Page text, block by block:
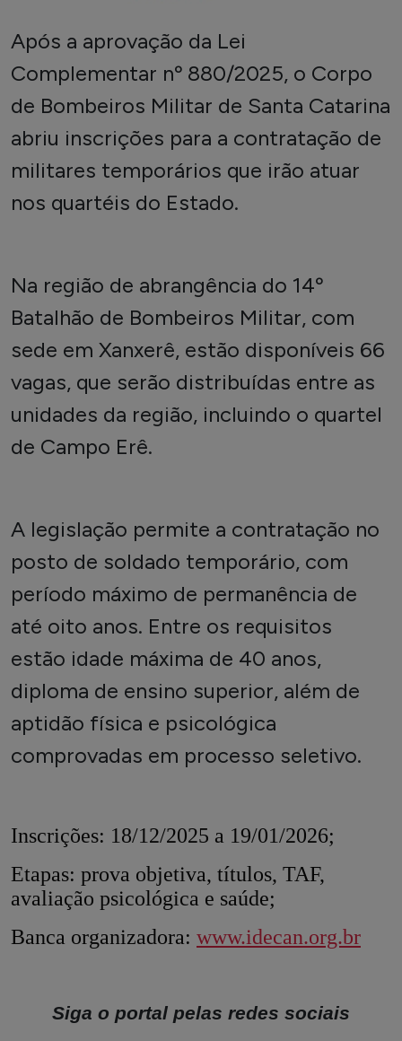
Após a aprovação da Lei
Complementar nº 880/2025, o Corpo
de Bombeiros Militar de Santa Catarina
abriu inscrições para a contratação de
militares temporários que irão atuar
nos quartéis do Estado.
Na região de abrangência do 14º
Batalhão de Bombeiros Militar, com
sede em Xanxerê, estão disponíveis 66
vagas, que serão distribuídas entre as
unidades da região, incluindo o quartel
de Campo Erê.
A legislação permite a contratação no
posto de soldado temporário, com
período máximo de permanência de
até oito anos. Entre os requisitos
estão idade máxima de 40 anos,
diploma de ensino superior, além de
aptidão física e psicológica
comprovadas em processo seletivo.
Inscrições: 18/12/2025 a 19/01/2026;
Etapas: prova objetiva, títulos, TAF,
avaliação psicológica e saúde;
Banca organizadora: www.idecan.org.br
Siga o portal pelas redes sociais